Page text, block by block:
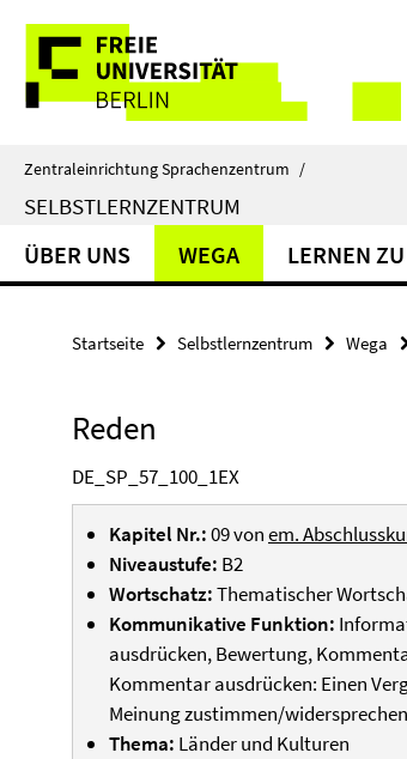
direkt
Inhalt
Service-
Navigation
Zentraleinrichtung Sprachenzentrum /
SELBSTLERNZENTRUM
ÜBER UNS WEGA LERNEN
Startseite Selbstlernzentrum Wega
Reden
DE_SP_57_100_1EX
Kapitel Nr.:09 vonem.
Niveaustufe: B2
Wortschatz:Thematischer
Kommunikative Funktion:
ausdrücken, Bewertung,
Kommentar ausdrücken: Einen
Meinung zustimmen/
Thema: Länder und Kulturen